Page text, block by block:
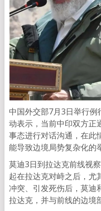
中国外交部7月3日举行
动表示，当前中印双方正
事态进行对话沟通，在此
能导致边境局势复杂化的
莫迪3日到拉达克前线视
起在拉达克对峙之后，尤
冲突、引发死伤后，莫迪
拉达克，并与前线的边境